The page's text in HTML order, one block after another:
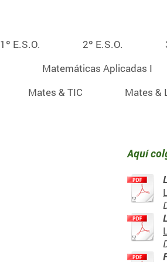
1º E.S.O. 2º E.S.O.
Matemáticas Aplicadas I
Mates & TIC Mates &
Aquí